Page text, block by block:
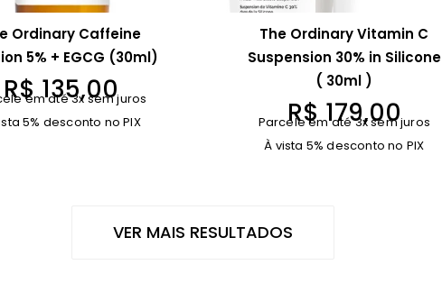
Ordinary Caffeine
5% + EGCG (30ml)
R$135,00
em até 3x sem juros
5% desconto no PIX
The Ordinary Vitamin C
Suspension 30% in Silicone
( 30ml )
R$179,00
Parcele em até 3x sem juros
À vista 5% desconto no PIX
VER MAIS RESULTADOS